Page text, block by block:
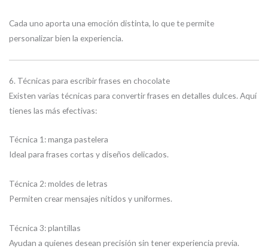
Cada uno aporta una emoción distinta, lo que te permite
personalizar bien la experiencia.
6. Técnicas para escribir frases en chocolate
Existen varias técnicas para convertir frases en detalles dulces. Aquí
tienes las más efectivas:
Técnica 1: manga pastelera
Ideal para frases cortas y diseños delicados.
Técnica 2: moldes de letras
Permiten crear mensajes nítidos y uniformes.
Técnica 3: plantillas
Ayudan a quienes desean precisión sin tener experiencia previa.